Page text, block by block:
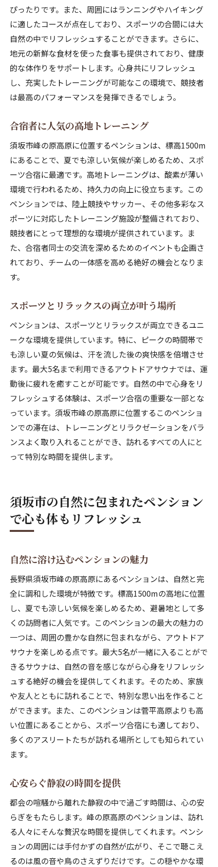
ぴったりです。また、周囲にはランニングやハイキング
に適したコースが点在しており、スポーツの合間には大
自然の中でリフレッシュすることができます。さらに、
地元の新鮮な食材を使った食事も提供されており、健康
的な体作りをサポートします。心身共にリフレッシュ
し、充実したトレーニングが可能なこの環境で、競技者
は最高のパフォーマンスを発揮できるでしょう。
合宿者に人気の高地トレーニング
須坂市峰の原高原に位置するペンションは、標高1500m
にあることで、夏でも涼しい気候が楽しめるため、スポ
ーツ合宿に最適です。高地トレーニングは、酸素が薄い
環境で行われるため、持久力の向上に役立ちます。この
ペンションでは、陸上競技やサッカー、その他多彩なス
ポーツに対応したトレーニング施設が整備されており、
競技者にとって理想的な環境が提供されています。ま
た、合宿者同士の交流を深めるためのイベントも企画さ
れており、チームの一体感を高める絶好の機会となりま
す。
スポーツとリラックスの両立が叶う場所
ペンションは、スポーツとリラックスが両立できるユニ
ークな環境を提供しています。特に、ピークの時間帯で
も涼しい夏の気候は、汗を流した後の爽快感を倍増させ
ます。最大5名まで利用できるアウトドアサウナでは、運
動後に疲れを癒すことが可能です。自然の中で心身をリ
フレッシュする体験は、スポーツ合宿の重要な一部とな
っています。須坂市峰の原高原に位置するこのペンショ
ンでの滞在は、トレーニングとリラクゼーションをバラ
ンスよく取り入れることができ、訪れるすべての人にと
って特別な時間を提供します。
須坂市の自然に包まれたペンション
で心も体もリフレッシュ
自然に溶け込むペンションの魅力
長野県須坂市峰の原高原にあるペンションは、自然と完
全に調和した環境が特徴です。標高1500mの高地に位置
し、夏でも涼しい気候を楽しめるため、避暑地として多
くの訪問者に人気です。このペンションの最大の魅力の
一つは、周囲の豊かな自然に包まれながら、アウトドア
サウナを楽しめる点です。最大5名が一緒に入ることがで
きるサウナは、自然の音を感じながら心身をリフレッシ
ュする絶好の機会を提供してくれます。そのため、家族
や友人とともに訪れることで、特別な思い出を作ること
ができます。また、このペンションは菅平高原よりも高
い位置にあることから、スポーツ合宿にも適しており、
多くのアスリートたちが訪れる場所としても知られてい
ます。
心安らぐ静寂の時間を提供
都会の喧騒から離れた静寂の中で過ごす時間は、心の安
らぎをもたらします。峰の原高原のペンションは、訪れ
る人々にそんな贅沢な時間を提供してくれます。ペンシ
ョンの周囲には手付かずの自然が広がり、そこで聴こえ
るのは風の音や鳥のさえずりだけです。この穏やかな環